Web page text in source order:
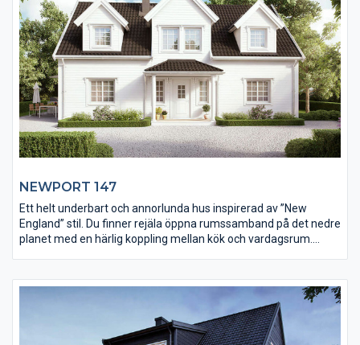
NEWPORT 147
Ett helt underbart och annorlunda hus inspirerad av ”New
England” stil. Du finner rejäla öppna rumssamband på det nedre
planet med en härlig koppling mellan kök och vardagsrum.
karaktär och karisma. Det finns utsikt och rymd i överflöd och